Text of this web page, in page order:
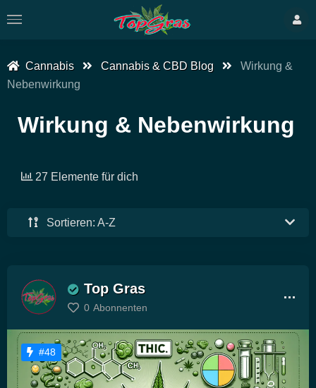
Cannabis Cannabis & CBD Blog
Wirkung &
Nebenwirkung
Wirkung & Nebenwirkung
Sortieren: A-Z
27 Elemente für dich
Top Gras
0 Abonnenten
#48